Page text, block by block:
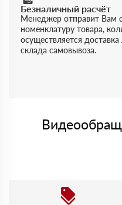
Безналичный расчёт
Менеджер отправит Вам
номенклатуру товара,
осуществляется
склада самовывоза.